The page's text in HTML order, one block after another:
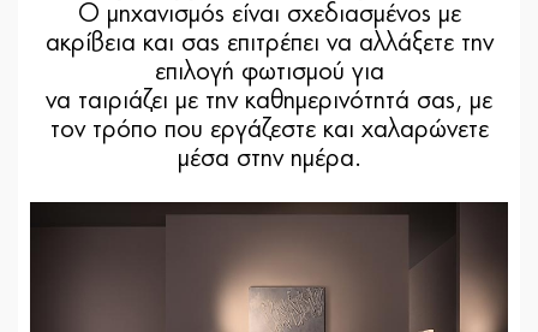
Ο μηχανισμός είναι σχεδιασμένος με
ακρίβεια και σας επιτρέπει να αλλάξετε την
επιλογή φωτισμού για
να ταιριάζει με την καθημερινότητά σας, με
τον τρόπο που εργάζεστε και χαλαρώνετε
μέσα στην ημέρα.